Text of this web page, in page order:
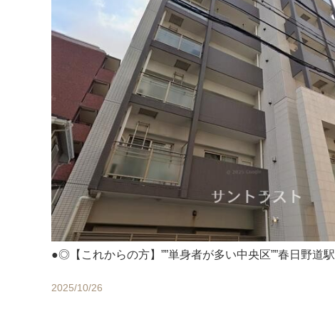
●◎【これからの方】””単身者が多い中央区””春日野道駅
2025/10/26